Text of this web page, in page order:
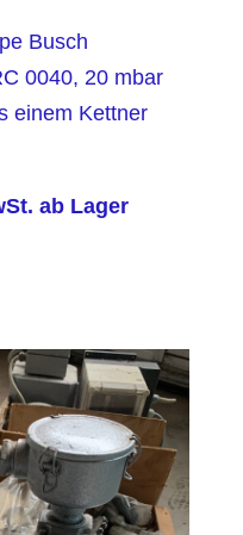
Busch
0040, 20 mbar
einem Kettner
ab Lager